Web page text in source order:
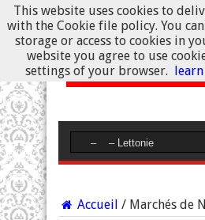
Accueil / Marchés de
This website uses cookies to
with the Cookie file policy. You
storage or access to cookies in
website you agree to use
settings of your browser.